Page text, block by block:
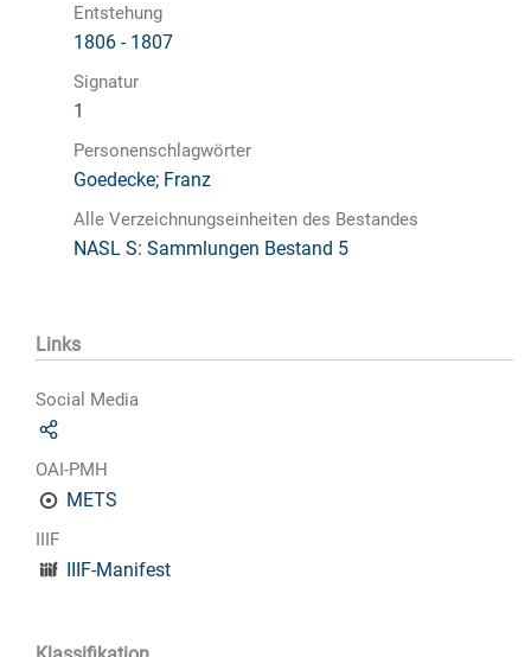
Entstehung
1806 - 1807
Signatur
1
Personenschlagwörter
Goedecke; Franz
Alle Verzeichnungseinheiten des Bestandes
NASL S: Sammlungen Bestand 5
Links
Social Media
OAI-PMH
METS
IIIF
IIIF-Manifest